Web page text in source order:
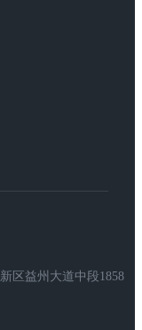
区益州大道中段1858